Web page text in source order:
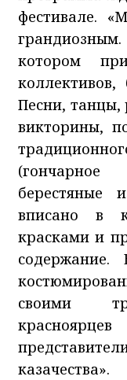
фестивале.
котором
Песни, танцы,
викторины,
берестяные
вписано в
красками и
содержание.
своими
казачества».